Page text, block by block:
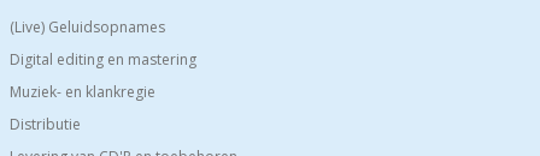
(Live) Geluidsopnames
Digital editing en mastering
Muziek- en klankregie
Distributie